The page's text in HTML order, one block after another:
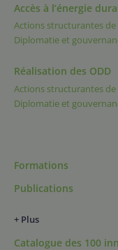
Accès à l’énergie
Actions structurantes
Diplomatie et
Réalisation des ODD
Actions structurantes
Diplomatie et
Formations
Publications
+ Plus
Catalogue des 100